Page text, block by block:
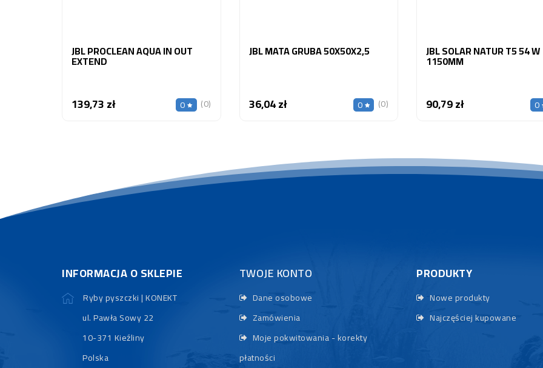
JBL PROCLEAN AQUA IN OUT
EXTEND
139,73 złCena 0 (0)
JBL MATA GRUBA 50X50X2,5
36,04 złCena 0 (0)
JBL SOLAR NATUR T5 54 W
1150MM
90,79 złCena 0
INFORMACJA O SKLEPIE
Ryby pyszczki | KONEKT
ul. Pawła Sowy 22
10-371 Kieźliny
Polska
TWOJE KONTO
Dane osobowe
Zamówienia
Moje pokwitowania - korekty
płatności
PRODUKTY
Nowe produkty
Najczęściej kupowane